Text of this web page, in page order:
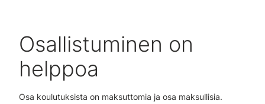
Osallistuminen on
helppoa
Osa koulutuksista on maksuttomia ja osa maksullisia.